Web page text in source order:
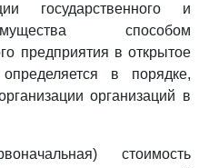
государственного и
способом
предприятия в открытое
в порядке,
организаций в
стоимость